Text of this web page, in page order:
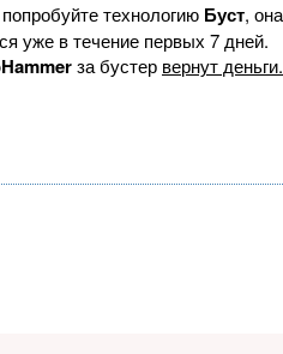
технологию Буст, она
уже в течение первых 7 дней.
за бустер вернут деньги.